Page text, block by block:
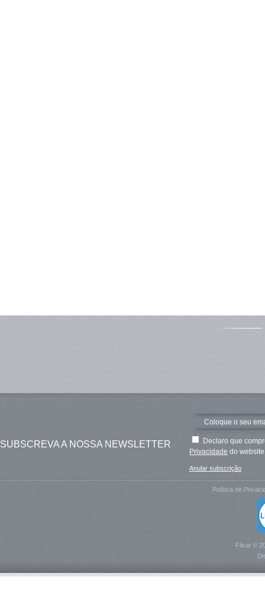
SUBSCREVA A NOSSA NEWSLETTER
Declaro que
Privacidade do
Anular subscrição
Política de
Filsat ©